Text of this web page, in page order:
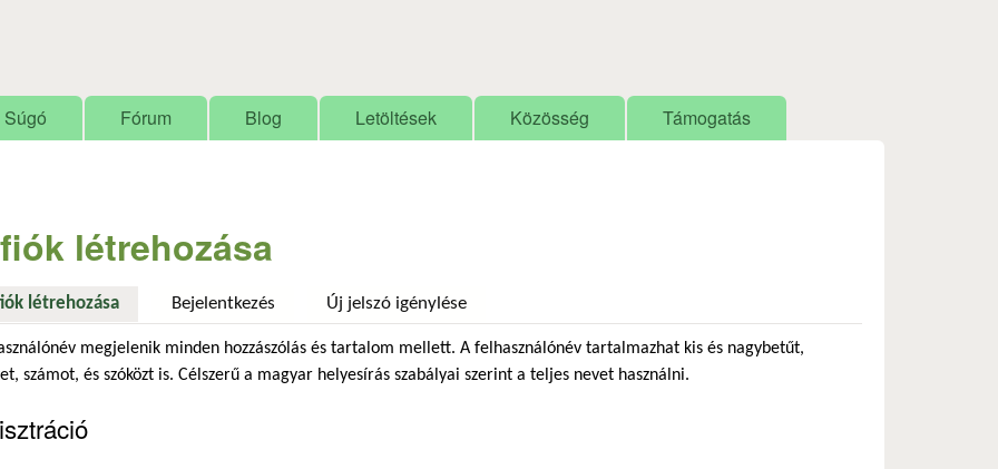
Súgó Fórum Blog Letöltések Közösség Támogatás
létrehozása
létrehozása (aktív fül)Bejelentkezés Új jelszó igénylése
megjelenik minden hozzászólás és tartalom mellett. A felhasználónév tartalmazhat kis és nagybetűt,
számot, és szóközt is. Célszerű a magyar helyesírás szabályai szerint a teljes nevet használni.